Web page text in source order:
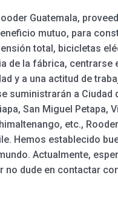
Guatemala,
mutuo, para
total, bicicletas
de la fábrica,
y a una actitud de
suministrarán a Ciudad
San Miguel Petapa,
etc.,
Hemos establecido
Actualmente,
no dude en contactar